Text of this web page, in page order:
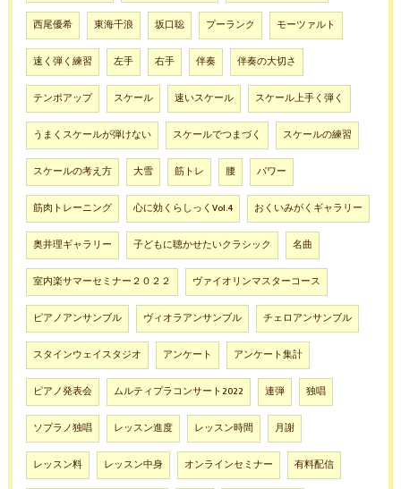
西尾優希 東海千浪 坂口聡 プーランク モーツァルト
速く弾く練習 左手 右手 伴奏 伴奏の大切さ
テンポアップ スケール 速いスケール スケール上手く弾く
うまくスケールが弾けない スケールでつまづく スケールの練習
スケールの考え方 大雪 筋トレ 腰 パワー
筋肉トレーニング 心に効くらしっくVol.4 おくいみがくギャラリー
奥井理ギャラリー 子どもに聴かせたいクラシック 名曲
室内楽サマーセミナー２０２２ ヴァイオリンマスターコース
ピアノアンサンブル ヴィオラアンサンブル チェロアンサンブル
スタインウェイスタジオ アンケート アンケート集計
ピアノ発表会 ムルティプラコンサート2022 連弾 独唱
ソプラノ独唱 レッスン進度 レッスン時間 月謝
レッスン料 レッスン中身 オンラインセミナー 有料配信